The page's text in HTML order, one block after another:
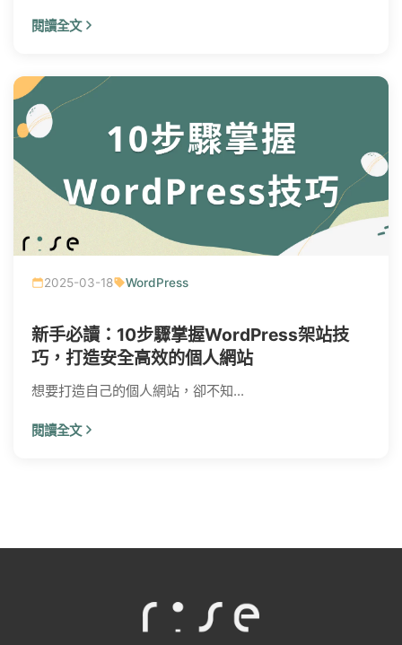
網頁設計新知
閱讀全文
2025-03-18 WordPress
新手必讀：10步驟掌握WordPress架站技
巧，打造安全高效的個人網站
想要打造自己的個人網站，卻不知...
閱讀全文